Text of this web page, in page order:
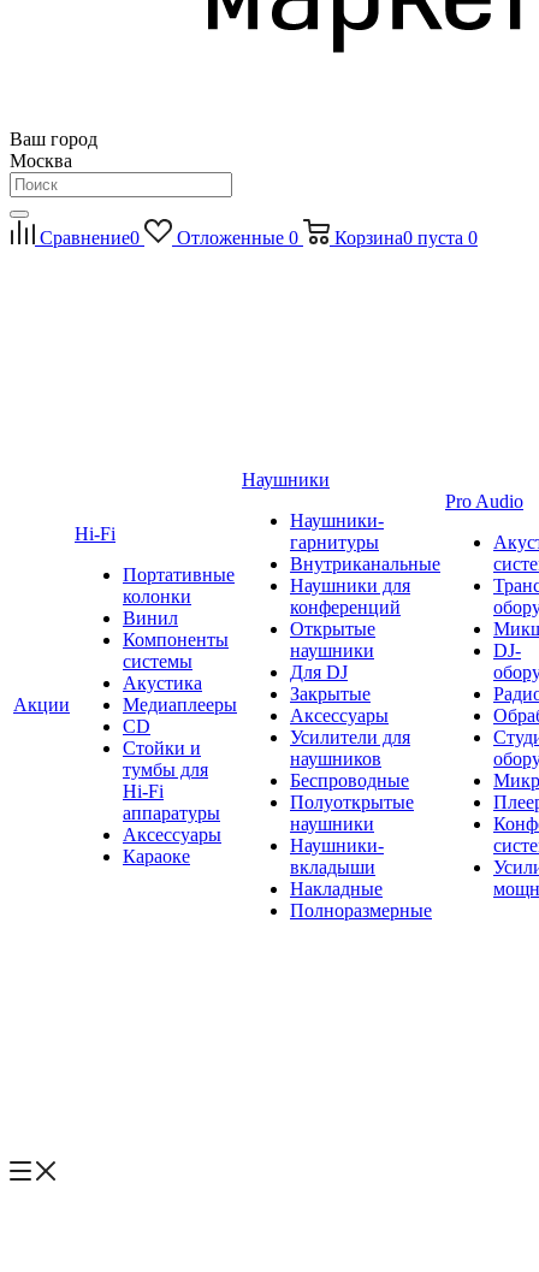
Ваш город
Москва
Сравнение0 Отложенные 0 Корзина0 пуста 0
Акции
Hi-Fi
Портативные
колонки
Винил
Компоненты
системы
Акустика
Медиаплееры
CD
Стойки и
тумбы для
Hi-Fi
аппаратуры
Аксессуары
Караоке
Наушники
Наушники-
гарнитуры
Внутриканальные
Наушники для
конференций
Открытые
наушники
Для DJ
Закрытые
Аксессуары
Усилители для
наушников
Беспроводные
Полуоткрытые
наушники
Наушники-
вкладыши
Накладные
Полноразмерные
Pro Audio
DJ-